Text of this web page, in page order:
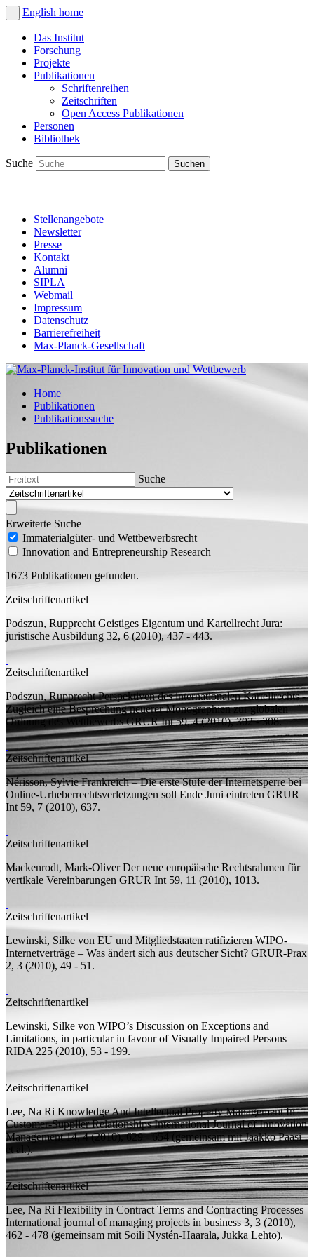
English home
Das Institut
Forschung
Projekte
Publikationen
Schriftenreihen
Zeitschriften
Open Access Publikationen
Personen
Bibliothek
Suche
Stellenangebote
Newsletter
Presse
Kontakt
Alumni
SIPLA
Webmail
Impressum
Datenschutz
Barrierefreiheit
Max-Planck-Gesellschaft
Home
Publikationen
Publikationssuche
Publikationen
Suche
Erweiterte Suche
Immaterialgüter- und Wettbewerbsrecht
Innovation and Entrepreneurship Research
1673 Publikationen gefunden.
Zeitschriftenartikel
Podszun, Rupprecht Geistiges Eigentum und Kartellrecht Jura:
juristische Ausbildung 32, 6 (2010), 437 - 443.
Zeitschriftenartikel
Podszun, Rupprecht Perspektiven des internationalen Kartellrechts -
Zugleich eine Besprechung neuerer Monographien zur globalen
Ordnung des WettbewerbsGRUR Int 59, 4 (2010), 302 - 308.
Zeitschriftenartikel
Nérisson, Sylvie Frankreich – Die erste Stufe der Internetsperre bei
Online-Urheberrechtsverletzungen soll Ende Juni eintreten GRUR
Int 59, 7 (2010), 637.
Zeitschriftenartikel
Mackenrodt, Mark-Oliver Der neue europäische Rechtsrahmen für
vertikale Vereinbarungen GRUR Int 59, 11 (2010), 1013.
Zeitschriftenartikel
Lewinski, Silke von EU und Mitgliedstaaten ratifizieren WIPO-
Internetverträge – Was ändert sich aus deutscher Sicht? GRUR-Prax
2, 3 (2010), 49 - 51.
Zeitschriftenartikel
Lewinski, Silke von WIPO’s Discussion on Exceptions and
Limitations, in particular in favour of Visually Impaired Persons
RIDA 225 (2010), 53 - 199.
Zeitschriftenartikel
Lee, Na Ri Knowledge And Intellectual Property Management In
Customer-Supplier RelationshipsInternational Journal of Innovation
Management 14, 4 (2010), 629 - 654 (gemeinsam mitJaakko Paasi
et al.).
Zeitschriftenartikel
Lee, Na Ri Flexibility in Contract Terms and Contracting Processes
International journal of managing projects in business 3, 3 (2010),
462 - 478 (gemeinsam mit Soili Nystén-Haarala, Jukka Lehto).